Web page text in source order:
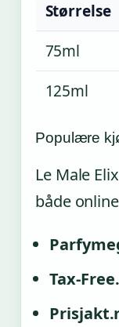
Størrelse
75ml
125ml
Populære
Le Male
både
Tax-